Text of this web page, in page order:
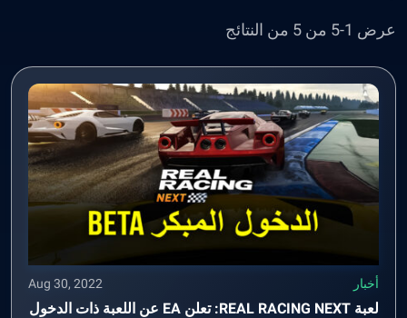
عرض 1-5 من 5 من النتائج
أخبار Aug 30, 2022
لعبة REAL RACING NEXT: تعلن EA عن اللعبة ذات الدخول